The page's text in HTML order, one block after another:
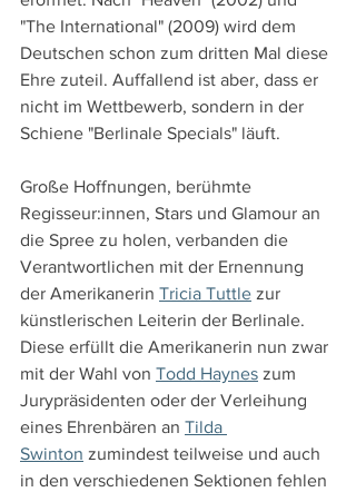
"The International" (2009) wird dem
Deutschen schon zum dritten Mal diese
Ehre zuteil. Auffallend ist aber, dass er
nicht im Wettbewerb, sondern in der
Schiene "Berlinale Specials" läuft.
Große Hoffnungen, berühmte
Regisseur:innen, Stars und Glamour an
die Spree zu holen, verbanden die
Verantwortlichen mit der Ernennung
der Amerikanerin Tricia Tuttle zur
künstlerischen Leiterin der Berlinale.
Diese erfüllt die Amerikanerin nun zwar
mit der Wahl von Todd Haynes zum
Jurypräsidenten oder der Verleihung
eines Ehrenbären an Tilda
Swinton zumindest teilweise und auch
in den verschiedenen Sektionen fehlen